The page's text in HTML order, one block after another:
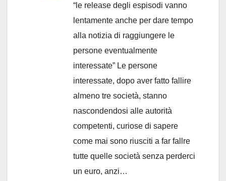
“le release degli espisodi vanno
lentamente anche per dare tempo
alla notizia di raggiungere le
persone eventualmente
interessate” Le persone
interessate, dopo aver fatto fallire
almeno tre società, stanno
nascondendosi alle autorità
competenti, curiose di sapere
come mai sono riusciti a far fallre
tutte quelle società senza perderci
un euro, anzi…